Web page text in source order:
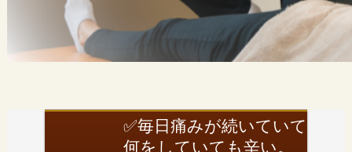
✅毎日痛みが続いていて
何をしていても辛い。